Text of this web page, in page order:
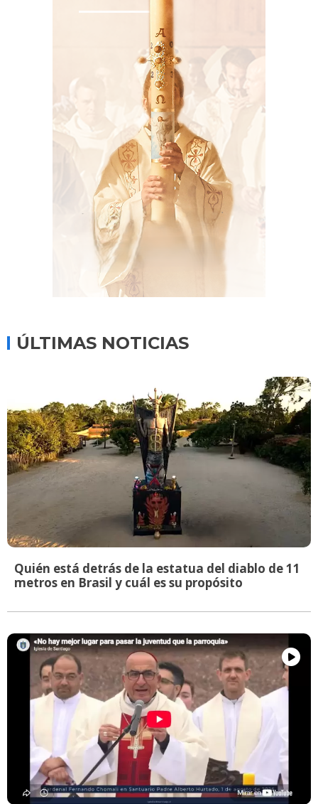
ÚLTIMAS NOTICIAS
Quién está detrás de la estatua del diablo de 11
metros en Brasil y cuál es su propósito